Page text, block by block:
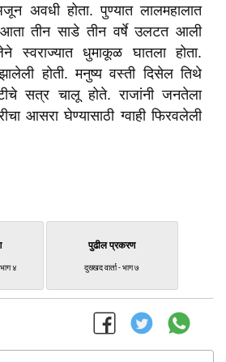
अवधी होता. पुण्यात लालमहालात
तीन साडे तीन वर्षे उलटत आली
स्वराज्यात धुमाकूळ घातला होता.
होती. मनुष्य वस्ती दिसेल तिथे
सत्र चालू होते. राजांनी जनतेला
आसरा घेण्यासाठी ग्वाही फिरवलेली
४
पुढील प्रकरण
दुख्खद वार्ता - भाग ७